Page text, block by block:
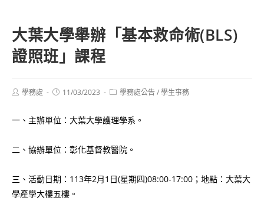
大葉大學舉辦「基本救命術(BLS)
證照班」課程
Post學務處
Post11/03/2023
Post學務處公告/學生事務
一、主辦單位：大葉大學護理學系。
二、協辦單位：彰化基督教醫院。
三、活動日期：113年2月1日(星期四)08:00-17:00；地點：大葉大
學產學大樓五樓。